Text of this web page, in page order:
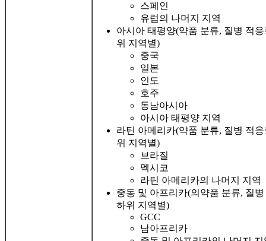
스페인
유럽의 나머지 지역
아시아 태평양(약품 분류, 질병 적
위 지역별)
중국
일본
인도
호주
동남아시아
아시아 태평양 지역
라틴 아메리카(약품 분류, 질병 적
위 지역별)
브라질
멕시코
라틴 아메리카의 나머지 지역
중동 및 아프리카(의약품 분류, 질
하위 지역별)
GCC
남아프리카